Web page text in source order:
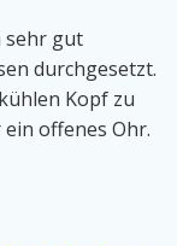
sehr gut
durchgesetzt.
Kopf zu
offenes Ohr.